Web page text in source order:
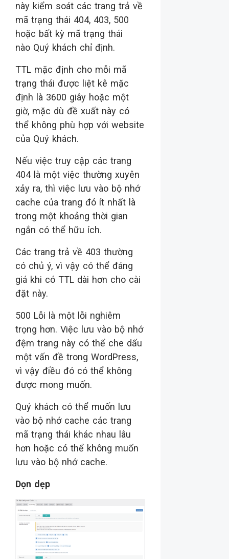
này kiểm soát các trang trả về
mã trạng thái 404, 403, 500
hoặc bất kỳ mã trạng thái
nào Quý khách chỉ định.
TTL mặc định cho mỗi mã
trạng thái được liệt kê mặc
định là 3600 giây hoặc một
giờ, mặc dù đề xuất này có
thể không phù hợp với website
của Quý khách.
Nếu việc truy cập các trang
404 là một việc thường xuyên
xảy ra, thì việc lưu vào bộ nhớ
cache của trang đó ít nhất là
trong một khoảng thời gian
ngắn có thể hữu ích.
Các trang trả về 403 thường
có chủ ý, vì vậy có thể đáng
giá khi có TTL dài hơn cho cài
đặt này.
500 Lỗi là một lỗi nghiêm
trọng hơn. Việc lưu vào bộ nhớ
đệm trang này có thể che dấu
một vấn đề trong WordPress,
vì vậy điều đó có thể không
được mong muốn.
Quý khách có thể muốn lưu
vào bộ nhớ cache các trang
mã trạng thái khác nhau lâu
hơn hoặc có thể không muốn
lưu vào bộ nhớ cache.
Dọn dẹp